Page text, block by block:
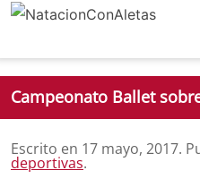
Campeonato Ballet
Escrito en 17 mayo, 2017.
deportivas.